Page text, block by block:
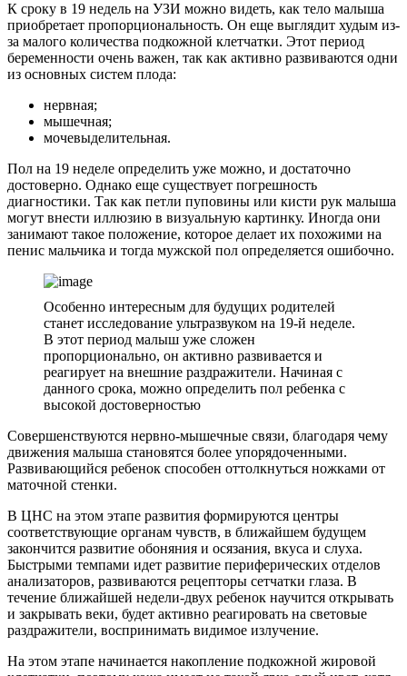
К сроку в 19 недель на УЗИ можно видеть, как тело малыша
приобретает пропорциональность. Он еще выглядит худым из-
за малого количества подкожной клетчатки. Этот период
беременности очень важен, так как активно развиваются одни
из основных систем плода:
нервная;
мышечная;
мочевыделительная.
Пол на 19 неделе определить уже можно, и достаточно
достоверно. Однако еще существует погрешность
диагностики. Так как петли пуповины или кисти рук малыша
могут внести иллюзию в визуальную картинку. Иногда они
занимают такое положение, которое делает их похожими на
пенис мальчика и тогда мужской пол определяется ошибочно.
Особенно интересным для будущих родителей
станет исследование ультразвуком на 19-й неделе.
В этот период малыш уже сложен
пропорционально, он активно развивается и
реагирует на внешние раздражители. Начиная с
данного срока, можно определить пол ребенка с
высокой достоверностью
Совершенствуются нервно-мышечные связи, благодаря чему
движения малыша становятся более упорядоченными.
Развивающийся ребенок способен оттолкнуться ножками от
маточной стенки.
В ЦНС на этом этапе развития формируются центры
соответствующие органам чувств, в ближайшем будущем
закончится развитие обоняния и осязания, вкуса и слуха.
Быстрыми темпами идет развитие периферических отделов
анализаторов, развиваются рецепторы сетчатки глаза. В
течение ближайшей недели-двух ребенок научится открывать
и закрывать веки, будет активно реагировать на световые
раздражители, воспринимать видимое излучение.
На этом этапе начинается накопление подкожной жировой